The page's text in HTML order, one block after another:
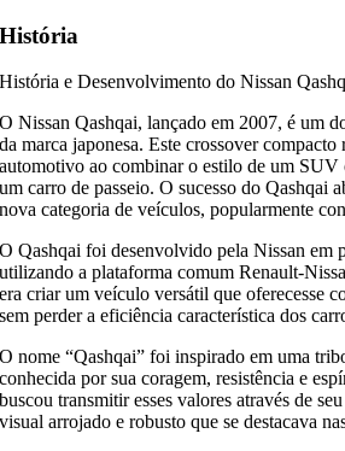
História
História e Desenvolvimento do Nissan
O Nissan Qashqai, lançado em 2007, é um
da marca japonesa. Este crossover
automotivo ao combinar o estilo de um SUV
um carro de passeio. O sucesso do Qashqai
nova categoria de veículos, popularmente
O Qashqai foi desenvolvido pela Nissan em
utilizando a plataforma comum Renault-
era criar um veículo versátil que oferecesse
sem perder a eficiência característica dos
O nome “Qashqai” foi inspirado em uma
conhecida por sua coragem, resistência e
buscou transmitir esses valores através de
visual arrojado e robusto que se destacava